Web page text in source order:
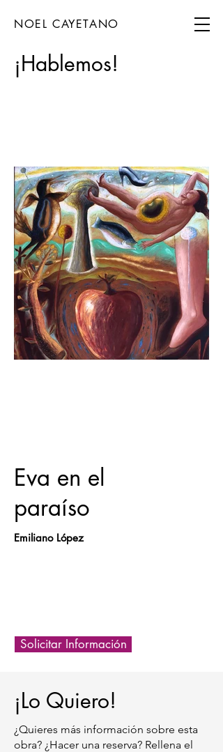
NOEL CAYETANO
¡Hablemos!
Eva en el
paraíso
Emiliano López
Solicitar Información
¡Lo Quiero!
¿Quieres más información sobre esta
obra? ¿Hacer una reserva? Rellena el